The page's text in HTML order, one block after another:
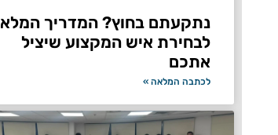
נתקעתם בחוץ? המדריך המלא
לבחירת איש המקצוע שיציל
אתכם
לכתבה המלאה »